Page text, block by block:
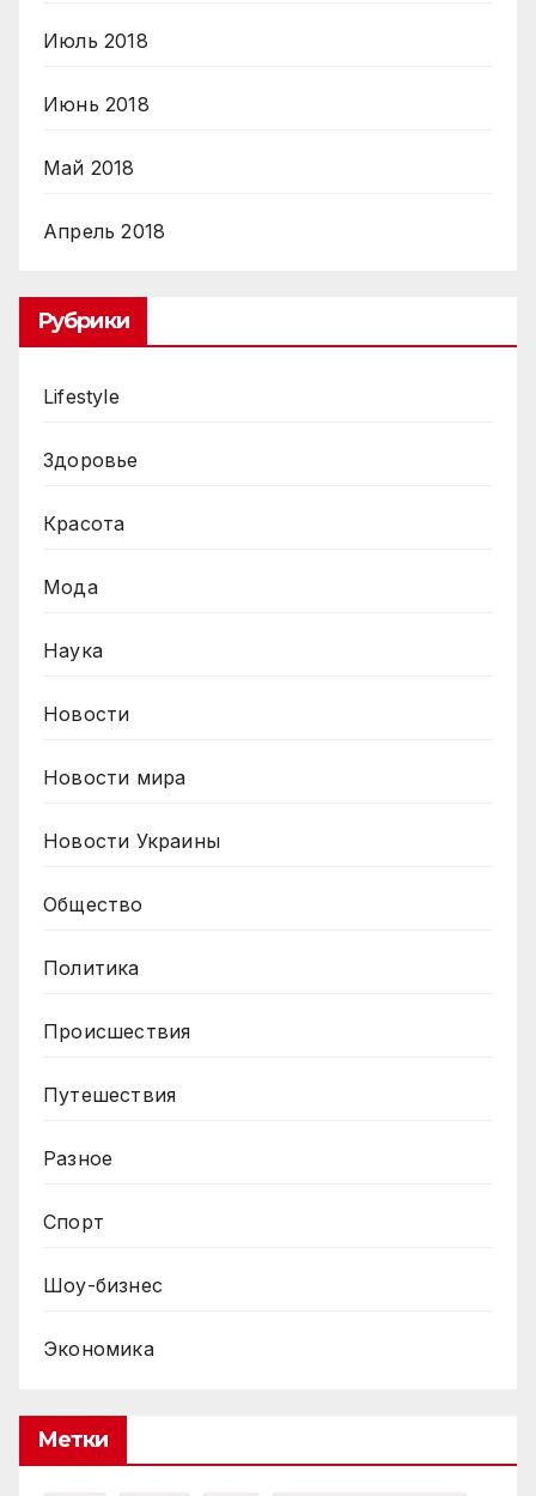
Июль 2018
Июнь 2018
Май 2018
Апрель 2018
Рубрики
Lifestyle
Здоровье
Красота
Мода
Наука
Новости
Новости мира
Новости Украины
Общество
Политика
Происшествия
Путешествия
Разное
Спорт
Шоу-бизнес
Экономика
Метки